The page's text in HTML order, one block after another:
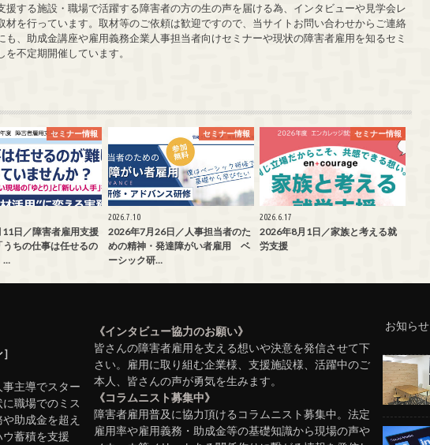
援する施設・職場で活躍する障害者の方の生の声を届ける為、インタビューや見学会レ
材を行っています。取材等のご依頼は歓迎ですので、当サイトお問い合わせからご連絡
も、助成金講座や雇用義務企業人事担当者向けセミナーや現状の障害者雇用を知るセミ
不定期開催しています。
セミナー情報
日／障害者雇用支援
うちの仕事は任せるの
…
セミナー情報
2026.7.10
2026年7月26日／人事担当者のた
めの精神・発達障がい者雇用 ベ
ーシック研…
セミナー情報
2026.6.17
2026年8月1日／家族と考える就
労支援
主導でスター
職場でのミス
助成金を超え
蓄積を支援
《インタビュー協力のお願い》
皆さんの障害者雇用を支える想いや決意を発信させて下
さい。雇用に取り組む企業様、支援施設様、活躍中のご
本人、皆さんの声が勇気を生みます。
《コラムニスト募集中》
障害者雇用普及に協力頂けるコラムニスト募集中。法定
雇用率や雇用義務・助成金等の基礎知識から現場の声や
お知らせ